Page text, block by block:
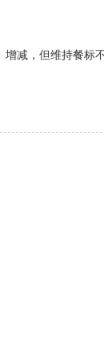
增减，但维持餐标